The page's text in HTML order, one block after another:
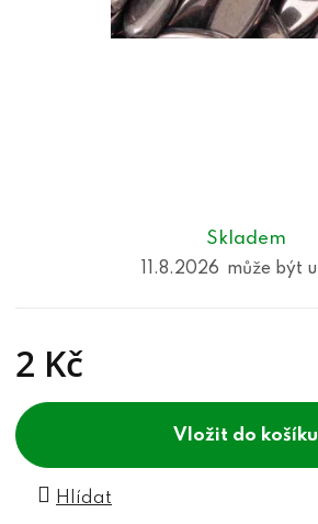
Skladem
11.8.2026
2 Kč
do košíku
Hlídat